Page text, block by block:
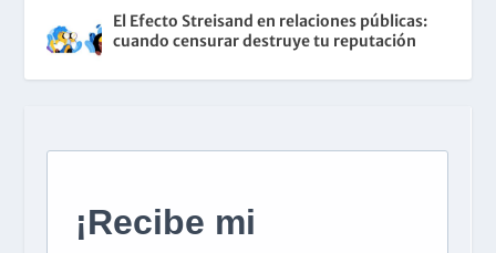
El Efecto Streisand en relaciones públicas:
cuando censurar destruye tu reputación